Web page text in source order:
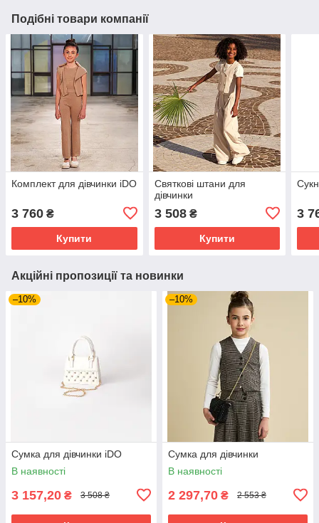
Подібні товари компанії
Комплект для дівчинки iDO
3 760 ₴
Купити
Святкові штани для
дівчинки
3 508₴
Купити
3
Акційні пропозиції та новинки
–10%
Сумка для дівчинки iDO
В наявності
3 157,20 ₴ 3 508 ₴
–10%
Сумка для дівчинки
В наявності
2 297,70 ₴ 2 553 ₴